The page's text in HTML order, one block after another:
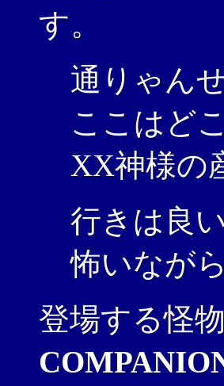
す。
通りゃん
ここはど
XX神様の
行きは良
怖いなが
登場する怪物